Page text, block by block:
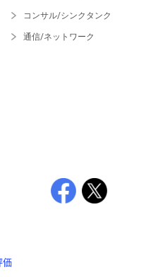
コンサル/シンクタンク
通信/ネットワーク
価